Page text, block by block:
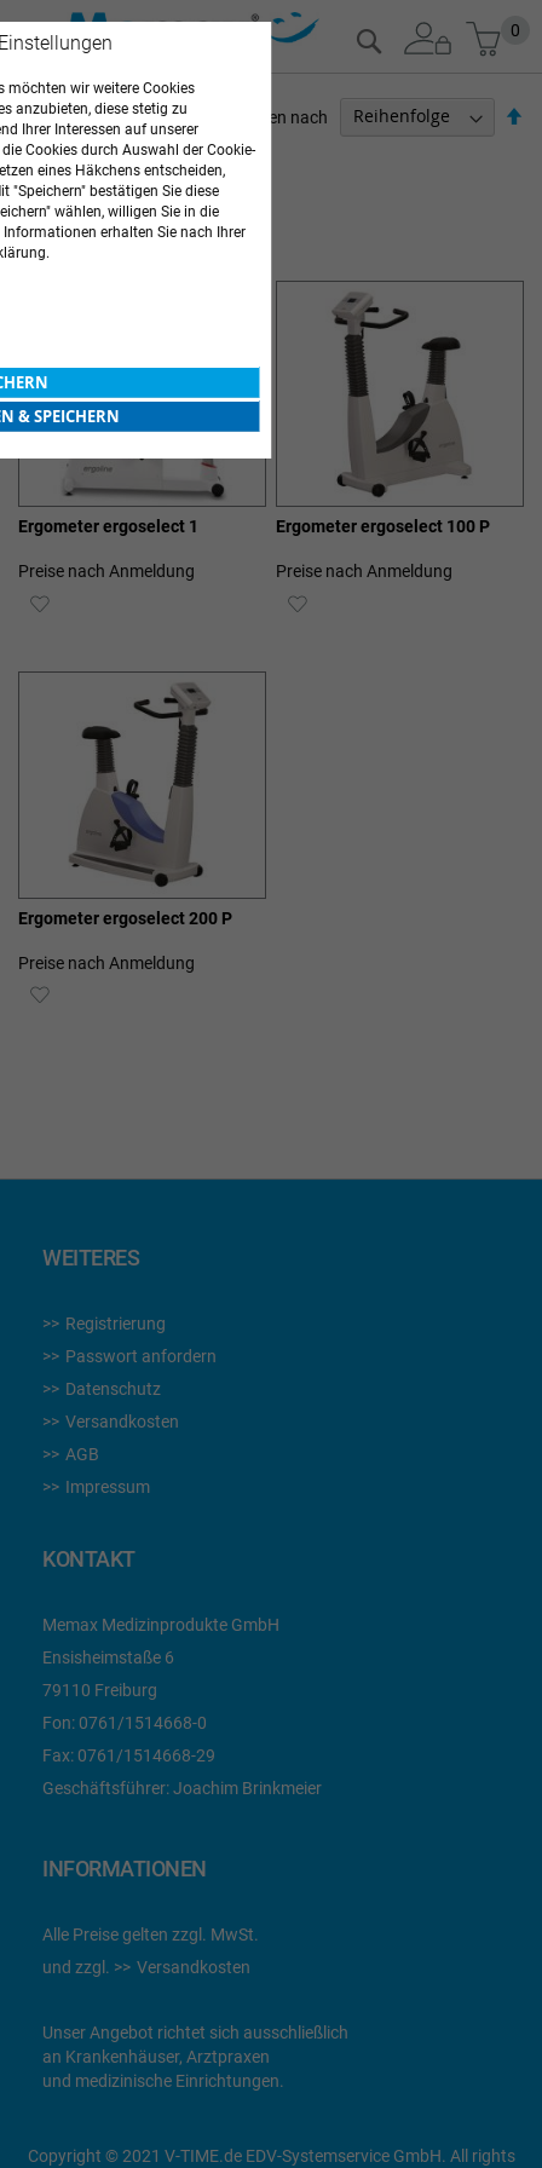
Zum
Inhalt
0
Suche
3Elemente
Sortieren nach
ERGOMETER
Ergometer ergoselect 1
Preise nach Anmeldung
ZUR
Ergometer ergoselect 100 P
Preise nach Anmeldung
ZUR
Ergometer ergoselect 200 P
Preise nach Anmeldung
ZUR
ARZTBEDARF
WEITERES
Registrierung
Passwort anfordern
Datenschutz
Versandkosten
AGB
Impressum
KONTAKT
Memax Medizinprodukte GmbH
Ensisheimstaße 6
79110 Freiburg
Fon: 0761/1514668-0
Fax: 0761/1514668-29
Geschäftsführer: Joachim Brinkmeier
INFORMATIONEN
Alle Preise gelten zzgl. MwSt.
und zzgl.
Versandkosten
Unser Angebot richtet sich ausschließlich
an Krankenhäuser, Arztpraxen
und medizinische Einrichtungen.
möchten wir weitere Cookies
anzubieten, diese stetig zu
Ihrer Interessen auf unserer
Cookies durch Auswahl der Cookie-
eines Häkchens entscheiden,
"Speichern" bestätigen Sie diese
wählen, willigen Sie in die
erhalten Sie nach Ihrer
& SPEICHERN
Copyright © 2021 V-TIME.de EDV-Systemservice GmbH. All rights